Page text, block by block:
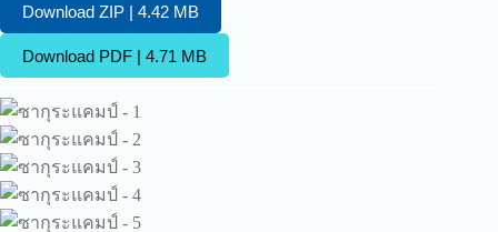
Download ZIP | 4.42 MB
Download PDF | 4.71 MB